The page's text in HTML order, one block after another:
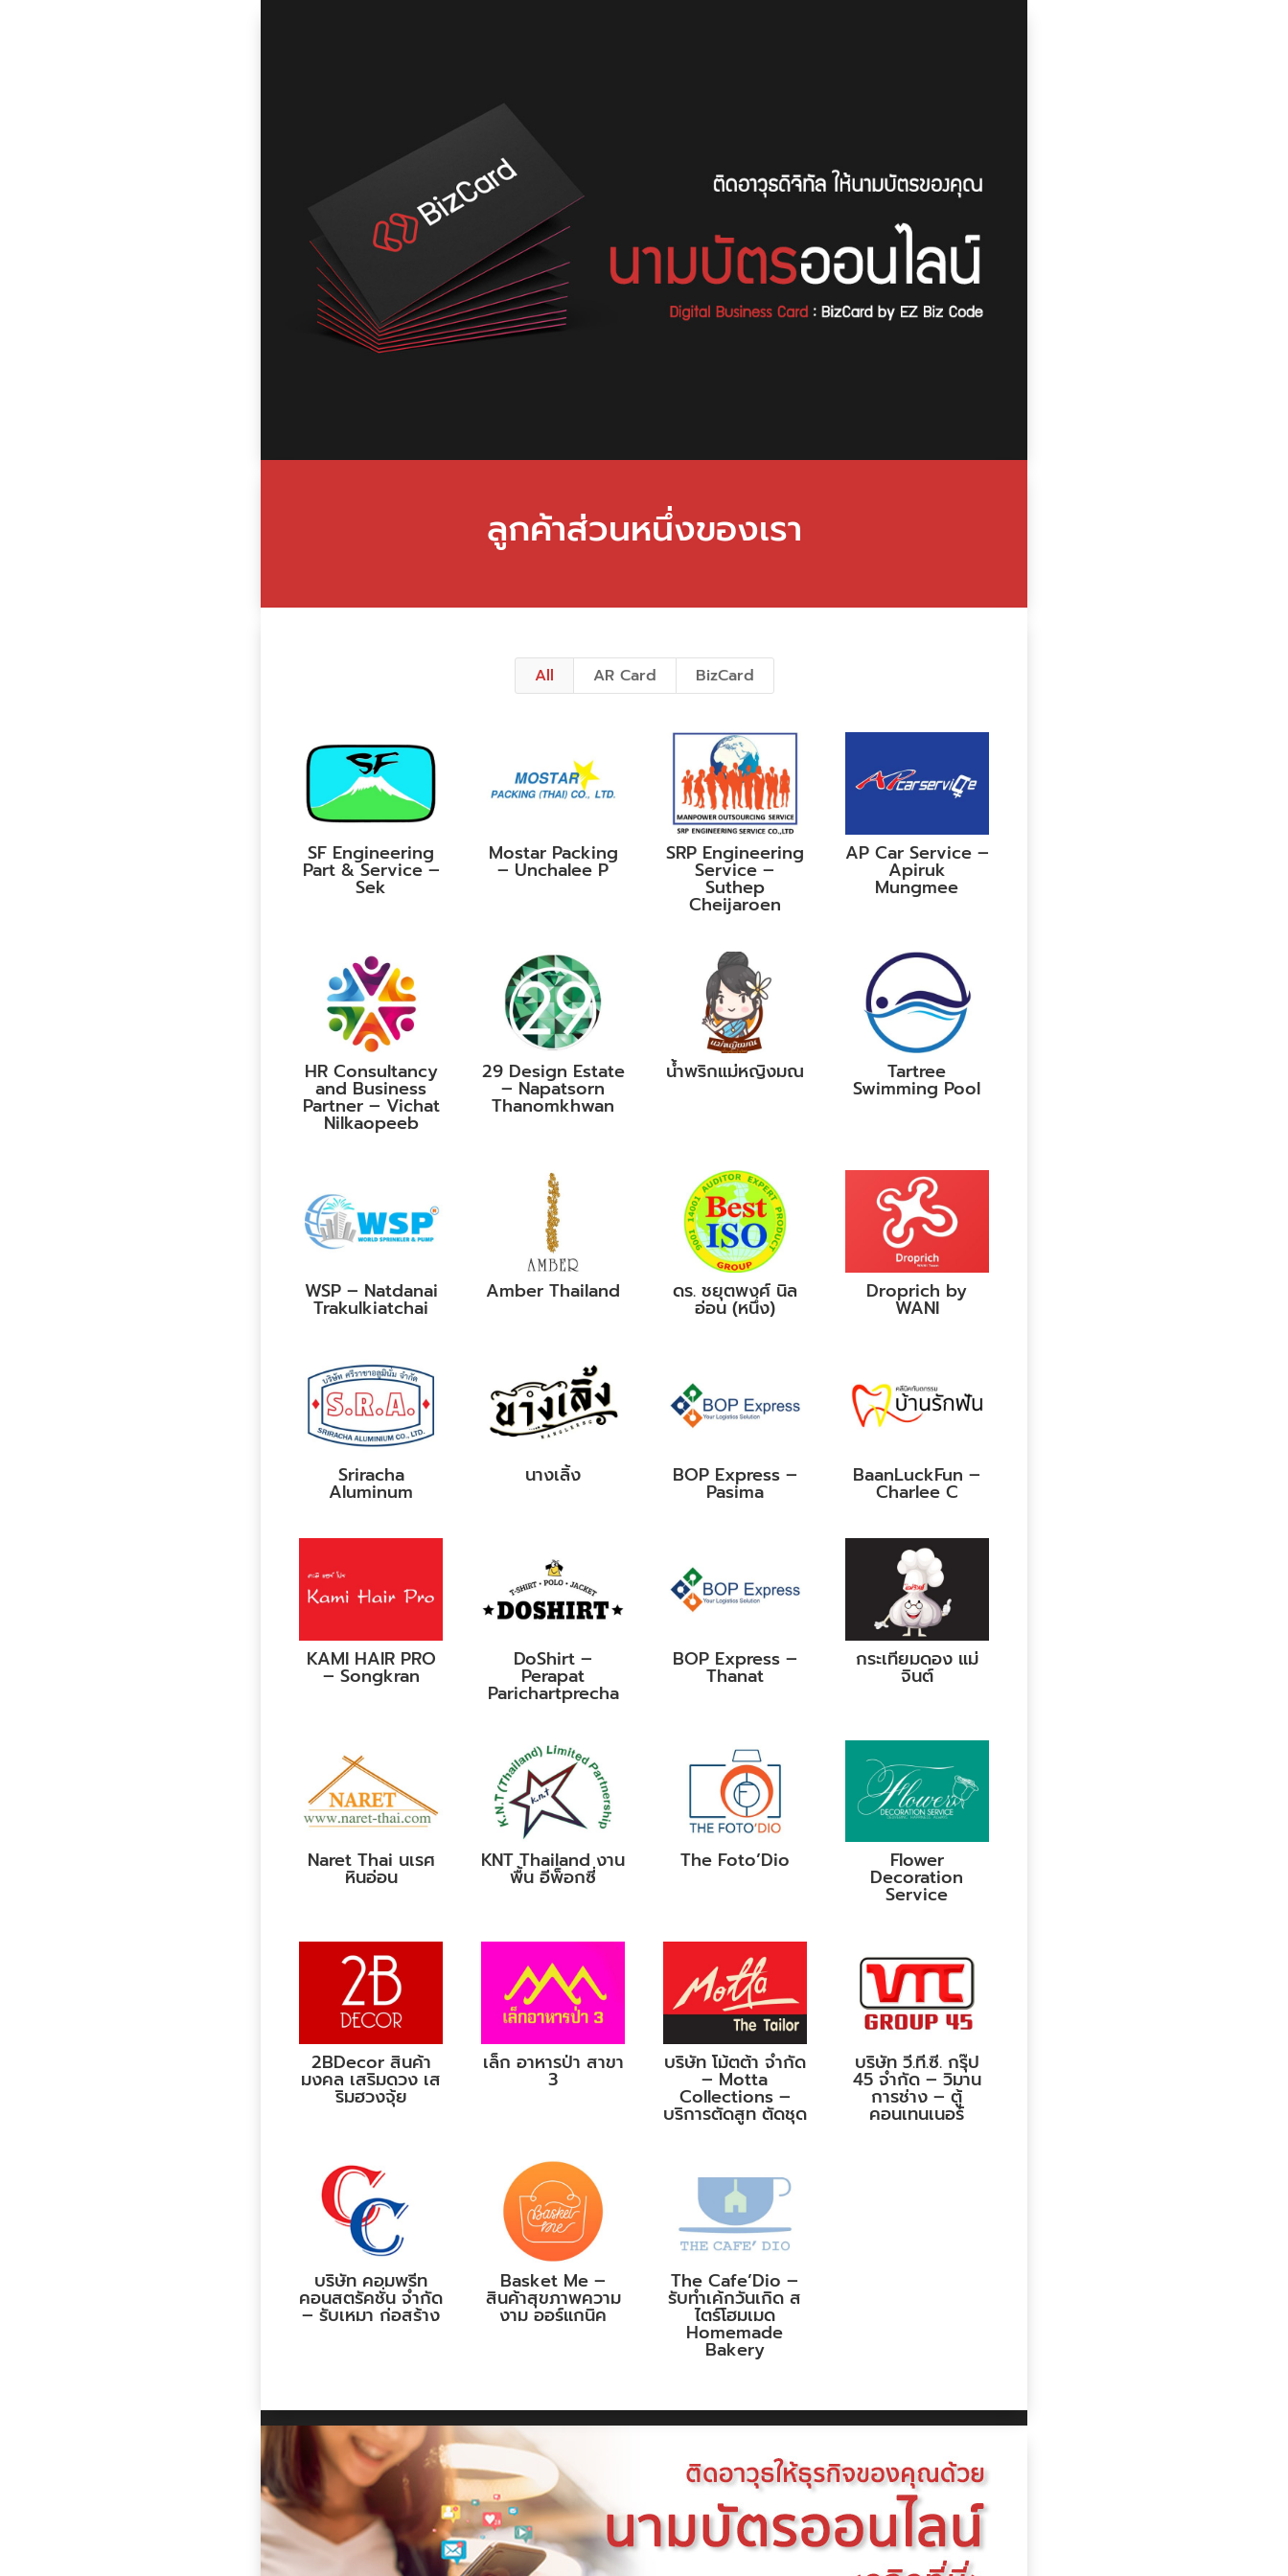
ลูกค้าส่วนหนึ่งของเรา
All AR Card BizCard
SF Engineering
Part & Service –
Sek
Mostar Packing
– Unchalee P
SRP Engineering
Service –
Suthep
Cheijaroen
AP Car Service –
Apiruk
Mungmee
HR Consultancy
and Business
Partner – Vichat
Nilkaopeeb
29 Design Estate
– Napatsorn
Thanomkhwan
น้ำพริกแม่หญิงมณ Tartree
Swimming Pool
WSP – Natdanai
Trakulkiatchai
Amber Thailand ดร. ชยุตพงศ์ นิล
อ่อน (หนึ่ง)
Droprich by
WANI
Sriracha
Aluminum
นางเลิ้ง BOP Express –
Pasima
BaanLuckFun –
Charlee C
KAMI HAIR PRO
– Songkran
DoShirt –
Perapat
Parichartprecha
BOP Express –
Thanat
กระเทียมดอง แม่
จินต์
Naret Thai นเรศ
หินอ่อน
KNT Thailand งาน
พื้น อีพ็อกซี่
The Foto’Dio Flower
Decoration
Service
2BDecor สินค้า
มงคล เสริมดวง เส
ริมฮวงจุ้ย
เล็ก อาหารป่า สาขา
3
บริษัท โม้ตต้า จำกัด
– Motta
Collections –
บริการตัดสูท ตัดชุด
บริษัท วี.ที.ซี. กรุ๊ป
45 จำกัด – วิมาน
การช่าง – ตู้
คอนเทนเนอร์
บริษัท คอมพรีท
คอนสตรัคชั่น จำกัด
– รับเหมา ก่อสร้าง
Basket Me –
สินค้าสุขภาพความ
งาม ออร์แกนิค
The Cafe’Dio –
รับทำเค้กวันเกิด ส
ไตร์โฮมเมด
Homemade
Bakery